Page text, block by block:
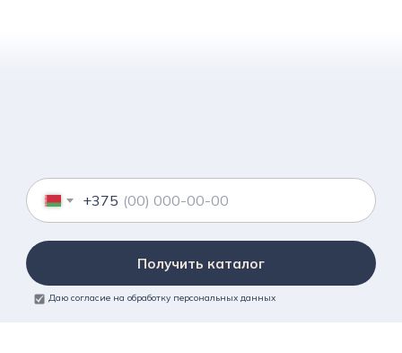
+375
Получить каталог
Даю согласие на обработку персональных данных